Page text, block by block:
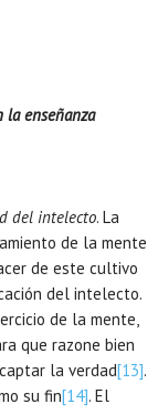
la enseñanza
del intelecto. La
de la mente
de este cultivo
del intelecto.
de la mente,
que razone bien
la verdad[13].
su fin[14]. El